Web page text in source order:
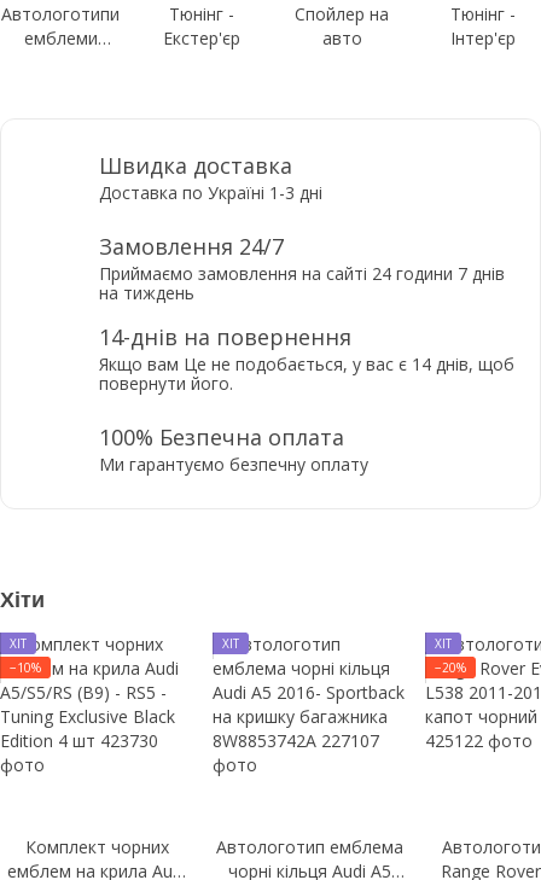
Автологотипи
емблеми
Тюнінг -
Екстер'єр
Спойлер на
авто
Тюнінг -
Інтер'єр
Швидка доставка
Доставка по Україні 1-3 дні
Замовлення 24/7
Приймаємо замовлення на сайті 24 години 7 днів
на тиждень
14-днів на повернення
Якщо вам Це не подобається, у вас є 14 днів, щоб
повернути його.
100% Безпечна оплата
Ми гарантуємо безпечну оплату
Хіти
ХІТ
−10%
Комплект чорних
емблем на крила Audi
ХІТ
Автологотип емблема
чорні кільця Audi A5
ХІТ
−20%
Range